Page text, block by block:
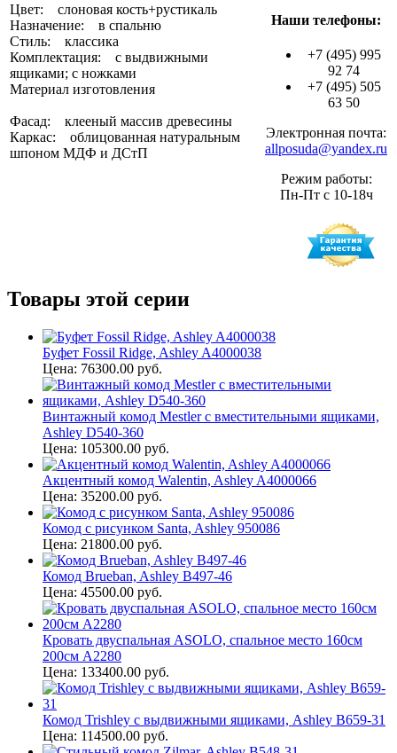
Цвет: слоновая кость+рустикаль
Назначение: в спальню
Стиль: классика
Комплектация: с выдвижными
ящиками; с ножками
Материал изготовления
Фасад: клееный массив древесины
Каркас: облицованная натуральным
шпоном МДФ и ДСтП
Наши телефоны:
+7 (495) 995
92 74
+7 (495) 505
63 50
Электронная почта:
allposuda@yandex.ru
Режим работы:
Пн-Пт с 10-18ч
Товары этой серии
Буфет Fossil Ridge, Ashley A4000038
Цена: 76300.00 руб.
Винтажный комод Mestler с вместительными ящиками,
Ashley D540-360
Цена: 105300.00 руб.
Акцентный комод Walentin, Ashley A4000066
Цена: 35200.00 руб.
Комод с рисунком Santa, Ashley 950086
Цена: 21800.00 руб.
Комод Brueban, Ashley B497-46
Цена: 45500.00 руб.
Кровать двуспальная ASOLO, спальное место 160см
200см A2280
Цена: 133400.00 руб.
Комод Trishley с выдвижными ящиками, Ashley B659-31
Цена: 114500.00 руб.